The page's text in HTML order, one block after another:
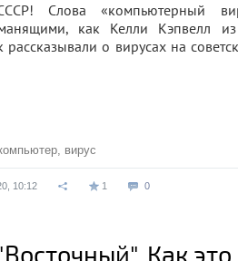
Слова «компьютерный
как Келли Кэпвелл
рассказывали о вирусах на
, вирус
10:12 1 0
Как